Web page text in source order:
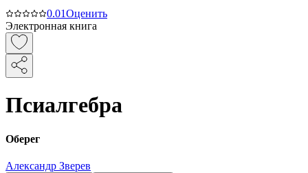
0.01Оценить
Электронная книга
Псиалгебра
Оберег
Александр Зверев